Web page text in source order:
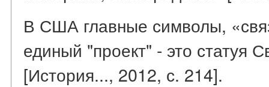
В США главные символы,
единый "проект" - это статуя
[История..., 2012, с. 214].